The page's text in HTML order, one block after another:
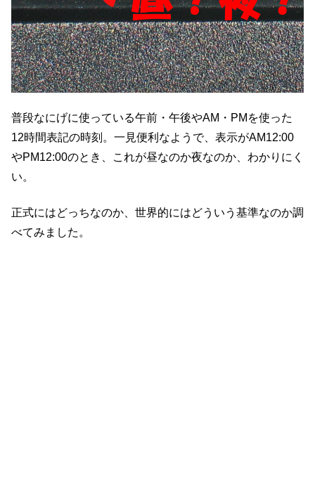
普段なにげに使っている午前・午後やAM・PMを使った
12時間表記の時刻。一見便利なようで、表示がAM12:00
やPM12:00のとき、これが昼なのか夜なのか、わかりにく
い。
正式にはどっちなのか、世界的にはどういう基準なのか調
べてみました。